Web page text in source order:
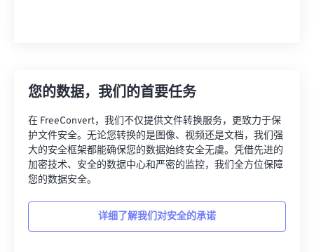
您的数据，我们的首要任务
在 FreeConvert，我们不仅提供文件转换服务，更致力于保
护文件安全。无论您转换的是图像、视频还是文档，我们强
大的安全框架都能确保您的数据始终安全无虞。凭借先进的
加密技术、安全的数据中心和严密的监控，我们全方位保障
您的数据安全。
详细了解我们对安全的承诺